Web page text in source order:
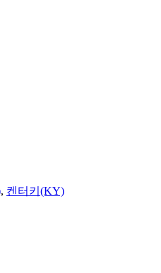
, 켄터키(KY)